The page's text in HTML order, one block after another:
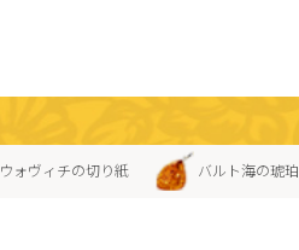
ウォヴィチの切り紙 バルト海の琥珀